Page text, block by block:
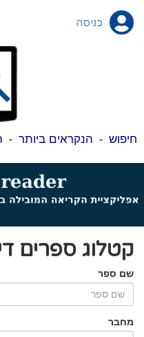
כניסה
חיפוש - הנקראים ביותר -
קטלוג ספרים
שם ספר
מחבר